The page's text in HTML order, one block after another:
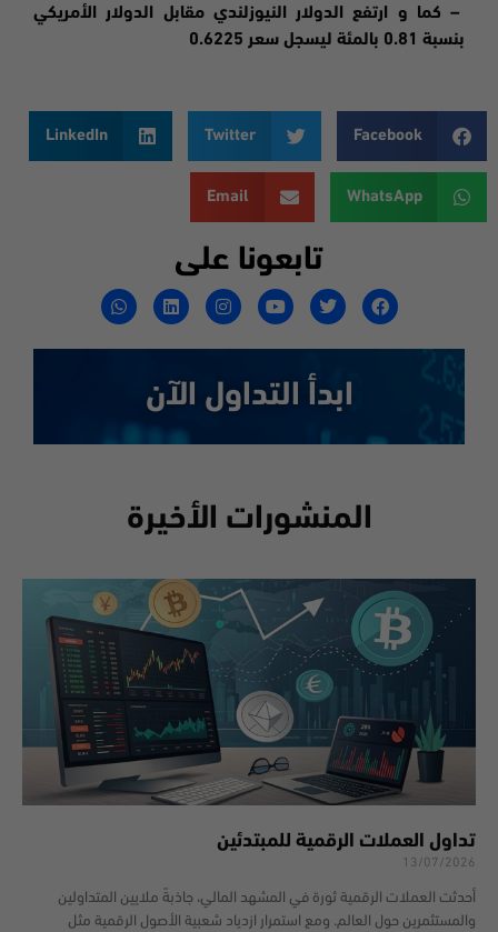
– كما و ارتفع الدولار النيوزلندي مقابل الدولار الأمريكي
بنسبة 0.81 بالمئة ليسجل سعر 0.6225
Facebook
Twitter
LinkedIn
WhatsApp
Email
تابعونا على
ابدأ التداول الآن
المنشورات الأخيرة
تداول العملات الرقمية للمبتدئين
13/07/2026
أحدثت العملات الرقمية ثورة في المشهد المالي، جاذبةً ملايين المتداولين
والمستثمرين حول العالم. ومع استمرار ازدياد شعبية الأصول الرقمية مثل